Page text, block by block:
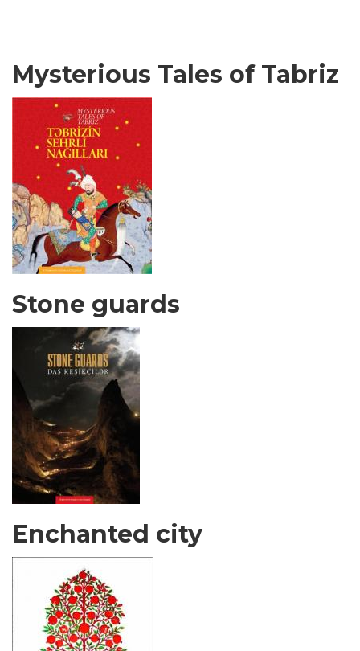
Mysterious Tales of Tabriz
Stone guards
Enchanted city